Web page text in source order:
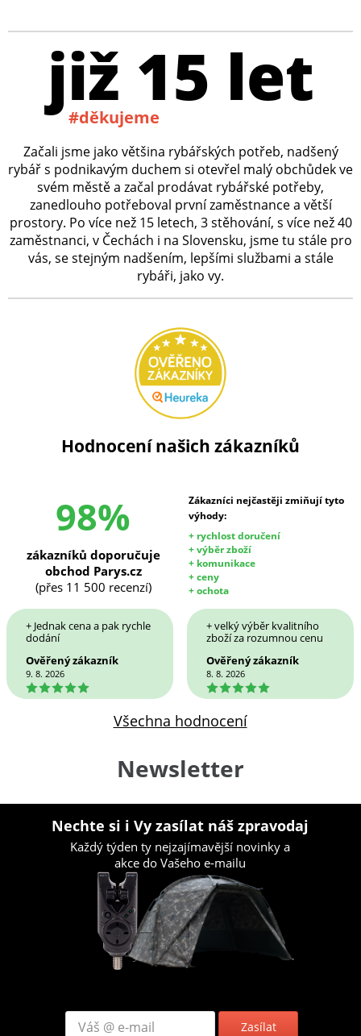
již 15 let
#děkujeme
Začali jsme jako většina rybářských potřeb, nadšený
rybář s podnikavým duchem si otevřel malý obchůdek ve
svém městě a začal prodávat rybářské potřeby,
zanedlouho potřeboval první zaměstnance a větší
prostory. Po více než 15 letech, 3 stěhování, s více než 40
zaměstnanci, v Čechách i na Slovensku, jsme tu stále pro
vás, se stejným nadšením, lepšími službami a stále
rybáři, jako vy.
Hodnocení našich zákazníků
98%
Zákazníci nejčastěji zmiňují tyto
výhody:
+ rychlost doručení
+ výběr zboží
+ komunikace
+ ceny
+ ochota
zákazníků doporučuje
obchod Parys.cz
(přes 11 500 recenzí)
+ Jednak cena a pak rychle
dodání
Ověřený zákazník
9. 8. 2026
5
+ velký výběr kvalitního
zboží za rozumnou cenu
Ověřený zákazník
8. 8. 2026
5
Všechna hodnocení
Newsletter
Nechte si i Vy zasílat náš zpravodaj
Každý týden ty nejzajímavější novinky a
akce do Vašeho e-mailu
Zasílat